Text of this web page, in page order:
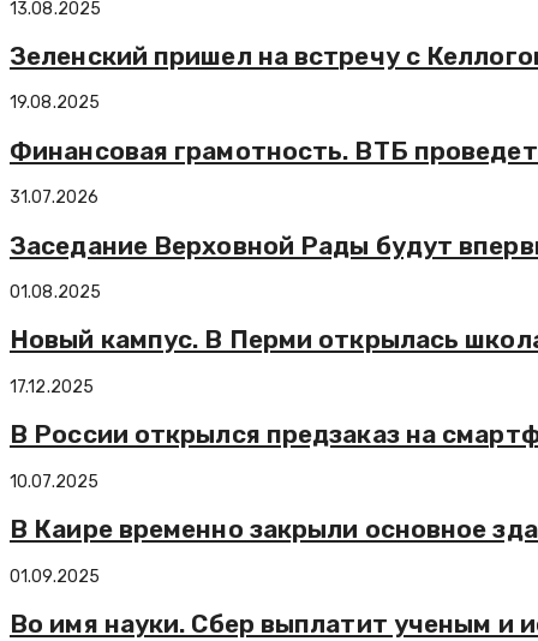
13.08.2025
Зеленский пришел на встречу с
19.08.2025
Финансовая грамотность. ВТБ
31.07.2026
Заседание Верховной Рады будут
01.08.2025
Новый кампус. В Перми открылась
17.12.2025
В России открылся предзаказ на
10.07.2025
В Каире временно закрыли основное
01.09.2025
Во имя науки. Сбер выплатит ученым и